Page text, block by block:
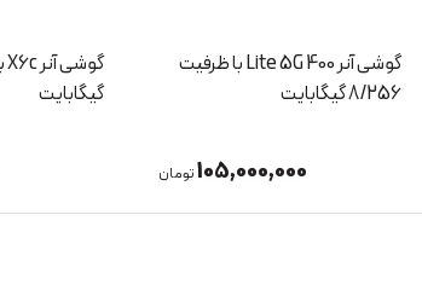
گوشی آنر X6c با ظرفیت 6/128
گیگابایت
31,000,000تومان
گیگابایت